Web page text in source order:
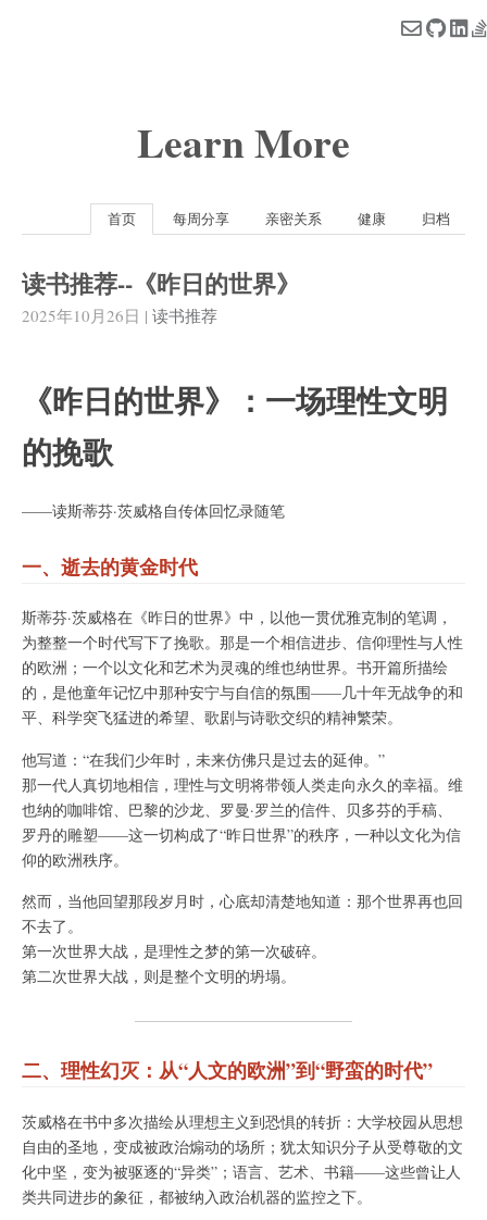
Learn More
首页 每周分享 亲密关系 健康 归档
读书推荐--《昨日的世界》
2025年10月26日 | 读书推荐
《昨日的世界》：一场理性文明
的挽歌
——读斯蒂芬·茨威格自传体回忆录随笔
一、逝去的黄金时代
斯蒂芬·茨威格在《昨日的世界》中，以他一贯优雅克制的笔调，
为整整一个时代写下了挽歌。那是一个相信进步、信仰理性与人性
的欧洲；一个以文化和艺术为灵魂的维也纳世界。书开篇所描绘
的，是他童年记忆中那种安宁与自信的氛围——几十年无战争的和
平、科学突飞猛进的希望、歌剧与诗歌交织的精神繁荣。
他写道：“在我们少年时，未来仿佛只是过去的延伸。”
那一代人真切地相信，理性与文明将带领人类走向永久的幸福。维
也纳的咖啡馆、巴黎的沙龙、罗曼·罗兰的信件、贝多芬的手稿、
罗丹的雕塑——这一切构成了“昨日世界”的秩序，一种以文化为信
仰的欧洲秩序。
然而，当他回望那段岁月时，心底却清楚地知道：那个世界再也回
不去了。
第一次世界大战，是理性之梦的第一次破碎。
第二次世界大战，则是整个文明的坍塌。
二、理性幻灭：从“人文的欧洲”到“野蛮的时代”
茨威格在书中多次描绘从理想主义到恐惧的转折：大学校园从思想
自由的圣地，变成被政治煽动的场所；犹太知识分子从受尊敬的文
化中坚，变为被驱逐的“异类”；语言、艺术、书籍——这些曾让人
类共同进步的象征，都被纳入政治机器的监控之下。